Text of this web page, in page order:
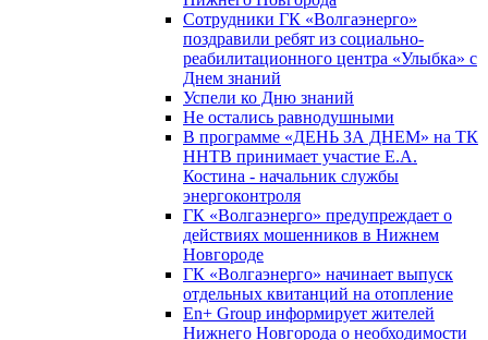
Сотрудники ГК «Волгаэнерго»
поздравили ребят из социально-
реабилитационного центра «Улыбка» с
Днем знаний
Успели ко Дню знаний
Не остались равнодушными
В программе «ДЕНЬ ЗА ДНЕМ» на ТК
ННТВ принимает участие Е.А.
Костина - начальник службы
энергоконтроля
ГК «Волгаэнерго» предупреждает о
действиях мошенников в Нижнем
Новгороде
ГК «Волгаэнерго» начинает выпуск
отдельных квитанций на отопление
En+ Group информирует жителей
Нижнего Новгорода о необходимости